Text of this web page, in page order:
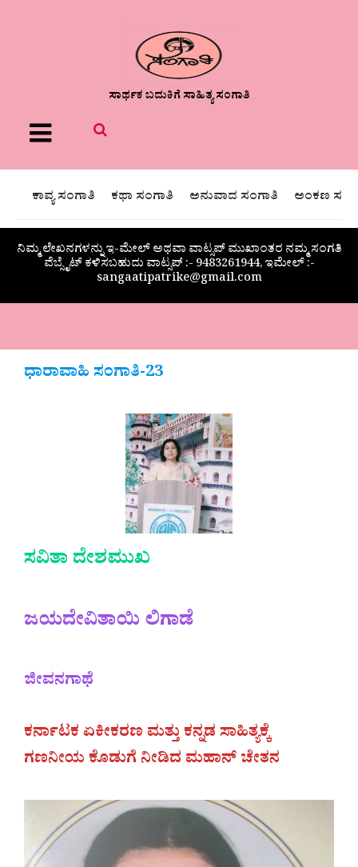
ಸಾರ್ಥಕ ಬದುಕಿಗೆ ಸಾಹಿತ್ಯ ಸಂಗಾತಿ
Menu
ಕಾವ್ಯ ಸಂಗಾತಿ ಕಥಾ ಸಂಗಾತಿ ಅನುವಾದ ಸಂಗಾತಿ ಅಂಕಣ
ನಿಮ್ಮ ಲೇಖನಗಳನ್ನು ಇ-ಮೇಲ್ ಅಥವಾ ವಾಟ್ಸಪ್ ಮುಖಾಂತರ ನಮ್ಮ ಸಂಗತಿ
ವೆಬ್ಸೈಟ್ ಕಳಿಸಬಹುದು ವಾಟ್ಸಪ್‌ :- 9483261944, ಇಮೇಲ್ :-
sangaatipatrike@gmail.com
ಧಾರಾವಾಹಿ ಸಂಗಾತಿ-23
ಸವಿತಾ ದೇಶಮುಖ
ಜಯದೇವಿತಾಯಿ ಲಿಗಾಡೆ
ಜೀವನಗಾಥೆ
ಕರ್ನಾಟಕ ಏಕೀಕರಣ ಮತ್ತು ಕನ್ನಡ ಸಾಹಿತ್ಯಕ್ಕೆ
ಗಣನೀಯ ಕೊಡುಗೆ ನೀಡಿದ ಮಹಾನ್‌ ಚೇತನ